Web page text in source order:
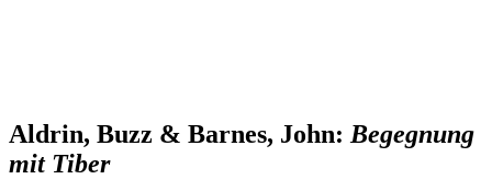
Aldrin, Buzz & Barnes, John: Begegnung
mit Tiber